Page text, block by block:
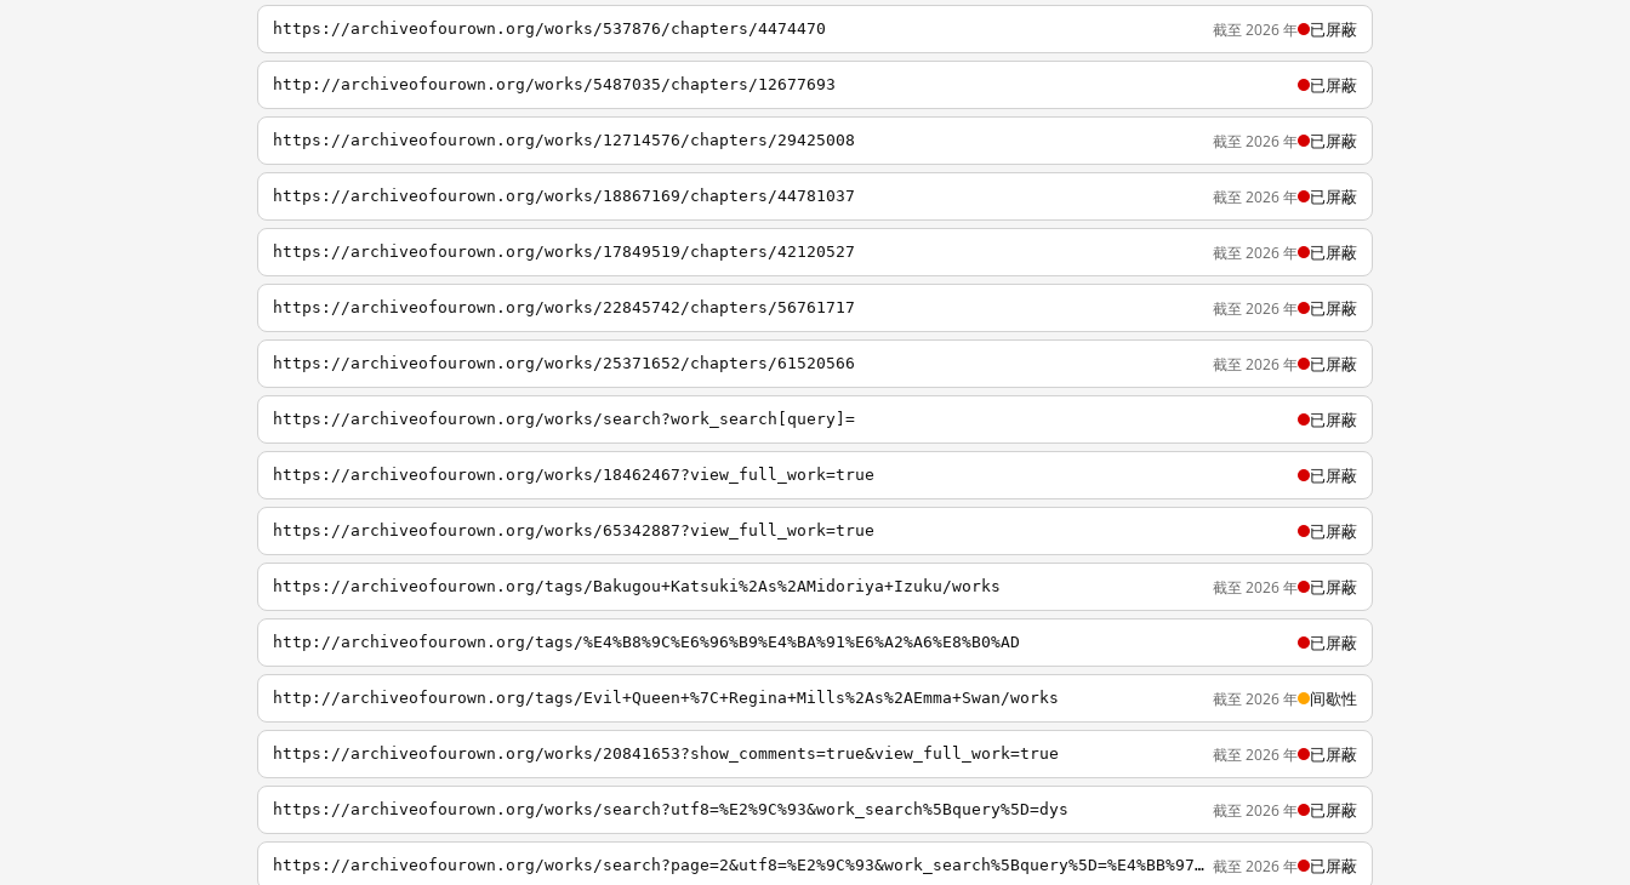
https://archiveofourown.org/works/537876/chapters/4474470 截至 2026 年 已屏蔽
http://archiveofourown.org/works/5487035/chapters/12677693 已屏蔽
https://archiveofourown.org/works/12714576/chapters/29425008 截至 2026 年 已屏蔽
https://archiveofourown.org/works/18867169/chapters/44781037 截至 2026 年 已屏蔽
https://archiveofourown.org/works/17849519/chapters/42120527 截至 2026 年 已屏蔽
https://archiveofourown.org/works/22845742/chapters/56761717 截至 2026 年 已屏蔽
https://archiveofourown.org/works/25371652/chapters/61520566 截至 2026 年 已屏蔽
https://archiveofourown.org/works/search?work_search[query]= 已屏蔽
https://archiveofourown.org/works/18462467?view_full_work=true 已屏蔽
https://archiveofourown.org/works/65342887?view_full_work=true 已屏蔽
https://archiveofourown.org/tags/Bakugou+Katsuki%2As%2AMidoriya+Izuku/works 截至 2026 年 已屏蔽
http://archiveofourown.org/tags/%E4%B8%9C%E6%96%B9%E4%BA%91%E6%A2%A6%E8%B0%AD 已屏蔽
http://archiveofourown.org/tags/Evil+Queen+%7C+Regina+Mills%2As%2AEmma+Swan/works 截至 2026 年 间歇性
https://archiveofourown.org/works/20841653?show_comments=true&view_full_work=true 截至 2026 年 已屏蔽
https://archiveofourown.org/works/search?utf8=%E2%9C%93&work_search%5Bquery%5D=dys 截至 2026 年 已屏蔽
https://archiveofourown.org/works/search?page=2&utf8=%E2%9C%93&work_search%5Bquery%5D=%E4%BB%97%E9%9C%B2 截至 2026 年 已屏蔽